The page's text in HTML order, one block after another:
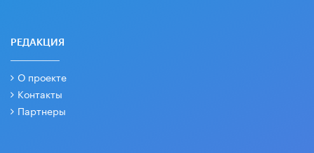
РЕДАКЦИЯ
О проекте
Контакты
Партнеры